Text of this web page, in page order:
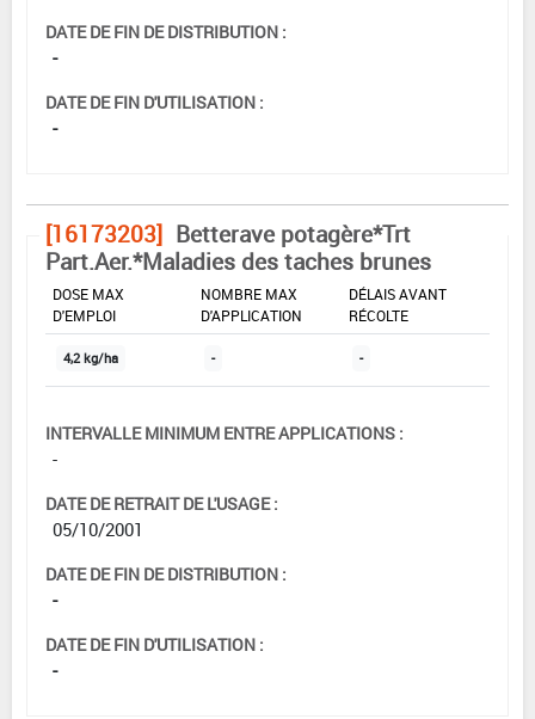
DATE DE FIN DE DISTRIBUTION :
-
DATE DE FIN D'UTILISATION :
-
[16173203] Betterave potagère*Trt
Part.Aer.*Maladies des taches brunes
DOSE MAX
D'EMPLOI
NOMBRE MAX
D'APPLICATION
DÉLAIS AVANT
RÉCOLTE
4,2 kg/ha - -
INTERVALLE MINIMUM ENTRE APPLICATIONS :
-
DATE DE RETRAIT DE L'USAGE :
05/10/2001
DATE DE FIN DE DISTRIBUTION :
-
DATE DE FIN D'UTILISATION :
-